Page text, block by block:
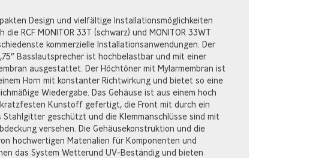
Design und vielfältige Installationsmöglichkeiten
die RCF MONITOR 33T (schwarz) und MONITOR 33WT
kommerzielle Installationsanwendungen. Der
Basslautsprecher ist hochbelastbar und mit einer
ausgestattet. Der Höchtöner mit Mylarmembran ist
Horn mit konstanter Richtwirkung und bietet so eine
Wiedergabe. Das Gehäuse ist aus einem hoch
Kunstoff gefertigt, die Front mit durch ein
geschützt und die Klemmanschlüsse sind mit
versehen. Die Gehäusekonstruktion und die
hochwertigen Materialien für Komponenten und
das System Wetterund UV-Beständig und bieten